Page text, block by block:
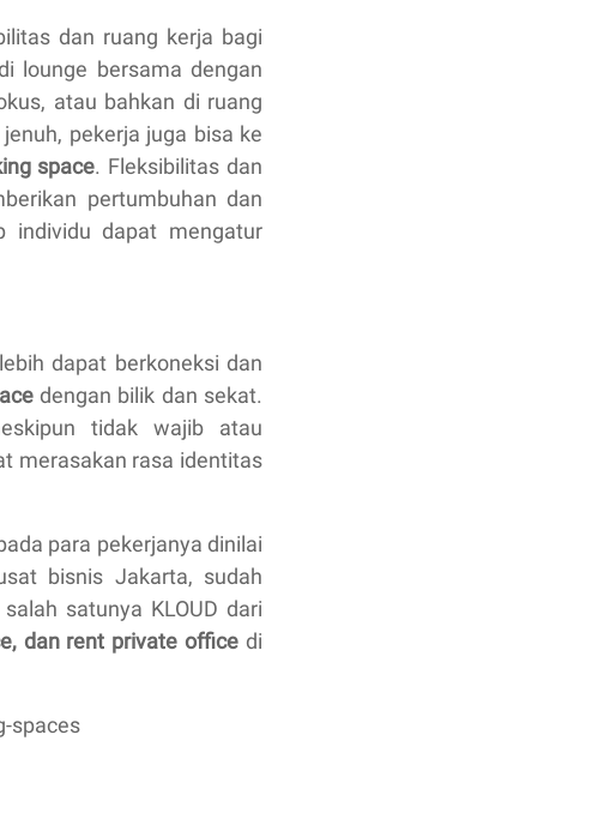
dan ruang kerja bagi
lounge bersama dengan
atau bahkan di ruang
pekerja juga bisa ke
space. Fleksibilitas dan
pertumbuhan dan
individu dapat mengatur
dapat berkoneksi dan
dengan bilik dan sekat.
tidak wajib atau
merasakan rasa identitas
para pekerjanya dinilai
bisnis Jakarta, sudah
satunya KLOUD dari
dan rent private office di
spaces